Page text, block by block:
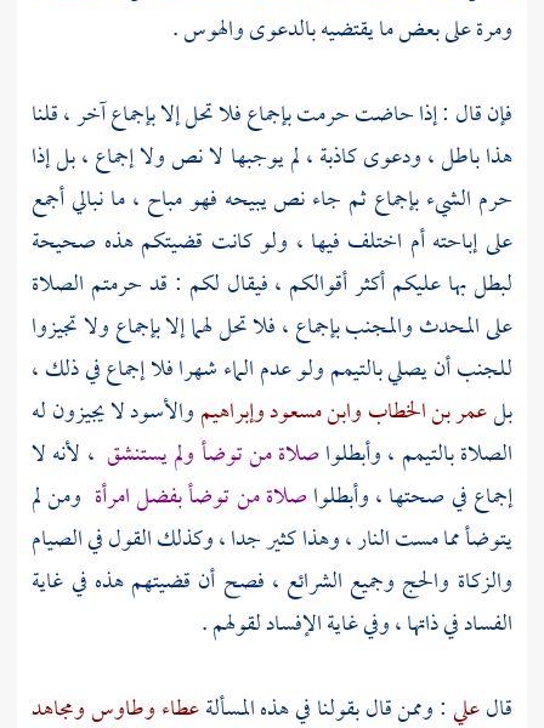
ومرة على بعض ما يقتضيه بالدعوى والهوس .
فإن قال : إذا حاضت حرمت بإجماع فلا تحل إلا بإجماع آخر ، قلنا
هذا باطل ، ودعوى كاذبة ، لم يوجبها لا نص ولا إجماع ، بل إذا
حرم الشيء بإجماع ثم جاء نص يبيحه فهو مباح ، ما نبالي أجمع
على إباحته أم اختلف فيها ، ولو كانت قضيتكم هذه صحيحة
لبطل بها عليكم أكثر أقوالكم ، فيقال لكم : قد حرمتم الصلاة
على المحدث والمجنب بإجماع ، فلا تحل لهما إلا بإجماع ولا تجيزوا
للجنب أن يصلي بالتيمم ولو عدم الماء شهرا فلا إجماع في ذلك ،
بلعمر بن الخطابوابن مسعودوإبراهيموالأسودلا يجيزون له
الصلاة بالتيمم ، وأبطلواصلاة من توضأ ولم يستنشق ، لأنه لا
إجماع في صحتها ، وأبطلواصلاة من توضأ بفضل امرأة ومن لم
يتوضأ مما مست النار ، وهذا كثير جدا ، وكذلك القول في الصيام
والزكاة والحج وجميع الشرائع ، فصح أن قضيتهم هذه في غاية
الفساد في ذاتها ، وفي غاية الإفساد لقولهم .
قالعلي: وممن قال بقولنا في هذه المسألةعطاءوطاوسومجاهد